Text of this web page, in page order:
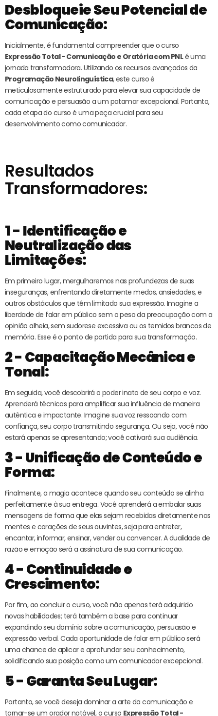
Desbloqueie Seu Potencial de
Comunicação:
Inicialmente, é fundamental compreender que o curso
Expressão Total - Comunicação e Oratória com PNLé uma
jornada transformadora. Utilizando os recursos avançados da
Programação Neurolinguística, este curso é
meticulosamente estruturado para elevar sua capacidade de
comunicação e persuasão a um patamar excepcional. Portanto,
cada etapa do curso é uma peça crucial para seu
desenvolvimento como comunicador.
Resultados
Transformadores:
1 - Identificação e
Neutralização das
Limitações:
Em primeiro lugar, mergulharemos nas profundezas de suas
inseguranças, enfrentando diretamente medos, ansiedades, e
outros obstáculos que têm limitado sua expressão. Imagine a
liberdade de falar em público sem o peso da preocupação com a
opinião alheia, sem sudorese excessiva ou os temidos brancos de
memória. Esse é o ponto de partida para sua transformação.
2 - Capacitação Mecânica e
Tonal:
Em seguida, você descobrirá o poder inato de seu corpo e voz.
Aprenderá técnicas para amplificar sua influência de maneira
autêntica e impactante. Imagine sua voz ressoando com
confiança, seu corpo transmitindo segurança. Ou seja, você não
estará apenas se apresentando; você cativará sua audiência.
3 - Unificação de Conteúdo e
Forma:
Finalmente, a magia acontece quando seu conteúdo se alinha
perfeitamente à sua entrega. Você aprenderá a embalar suas
mensagens de forma que elas sejam recebidas diretamente nas
mentes e corações de seus ouvintes, seja para entreter,
encantar, informar, ensinar, vender ou convencer. A dualidade de
razão e emoção será a assinatura de sua comunicação.
4 - Continuidade e
Crescimento:
Por fim, ao concluir o curso, você não apenas terá adquirido
novas habilidades; terá também a base para continuar
expandindo seu domínio sobre a comunicação, persuasão e
expressão verbal. Cada oportunidade de falar em público será
uma chance de aplicar e aprofundar seu conhecimento,
solidificando sua posição como um comunicador excepcional.
5 - Garanta Seu Lugar:
Portanto, se você deseja dominar a arte da comunicação e
tornar-se um orador notável, o curso Expressão Total -